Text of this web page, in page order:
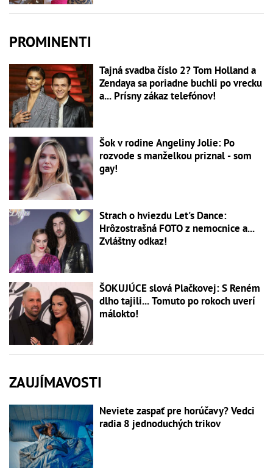
PROMINENTI
Tajná svadba číslo 2? Tom Holland a
Zendaya sa poriadne buchli po vrecku
a... Prísny zákaz telefónov!
Šok v rodine Angeliny Jolie: Po
rozvode s manželkou priznal - som
gay!
Strach o hviezdu Let's Dance:
Hrôzostrašná FOTO z nemocnice a...
Zvláštny odkaz!
ŠOKUJÚCE slová Plačkovej: S Reném
dlho tajili... Tomuto po rokoch uverí
málokto!
ZAUJÍMAVOSTI
Neviete zaspať pre horúčavy? Vedci
radia 8 jednoduchých trikov